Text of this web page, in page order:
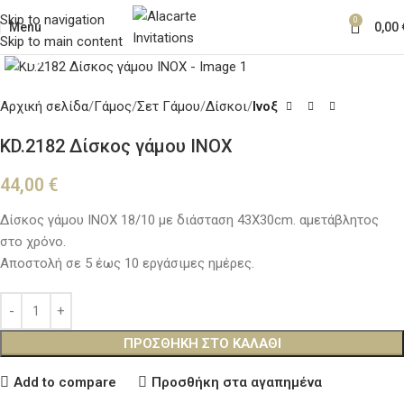
Skip to navigation
Skip to main content
Menu 0 0,00
Κλικ για μεγέθυνση
Αρχική σελίδα Γάμος Σετ Γάμου Δίσκοι Ινοξ
KD.2182 Δίσκος γάμου ΙΝΟΧ
44,00 €
Δίσκος γάμου ΙΝΟΧ 18/10 με διάσταση 43Χ30cm. αμετάβλητος
στο χρόνο.
Αποστολή σε 5 έως 10 εργάσιμες ημέρες.
ΠΡΟΣΘΉΚΗ ΣΤΟ ΚΑΛΆΘΙ
Add to compare Προσθήκη στα αγαπημένα